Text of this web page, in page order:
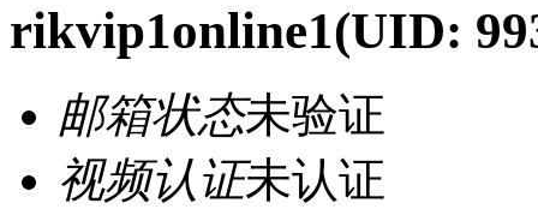
rikvip1online1(UID:
邮箱状态未验证
视频认证未认证